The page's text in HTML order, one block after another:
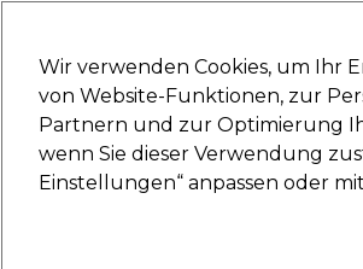
Marken Deals Haare
Lieferung und
Wir verwenden Cookies, um Ihr
von Website-Funktionen, zur
Partnern und zur Optimierung
wenn Sie dieser Verwendung
Einstellungen“ anpassen oder